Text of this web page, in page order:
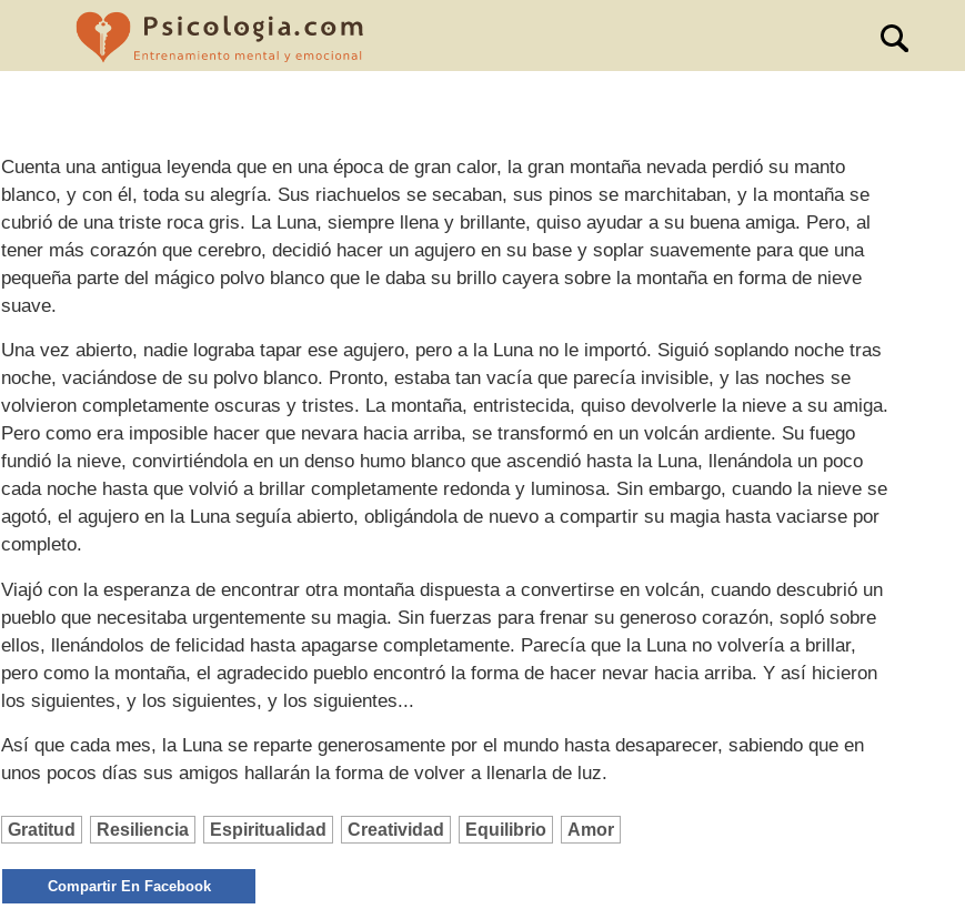
Cuenta una antigua leyenda que en una época de gran calor, la gran montaña nevada perdió su manto
blanco, y con él, toda su alegría. Sus riachuelos se secaban, sus pinos se marchitaban, y la montaña se
cubrió de una triste roca gris. La Luna, siempre llena y brillante, quiso ayudar a su buena amiga. Pero, al
tener más corazón que cerebro, decidió hacer un agujero en su base y soplar suavemente para que una
pequeña parte del mágico polvo blanco que le daba su brillo cayera sobre la montaña en forma de nieve
suave.
Una vez abierto, nadie lograba tapar ese agujero, pero a la Luna no le importó. Siguió soplando noche tras
noche, vaciándose de su polvo blanco. Pronto, estaba tan vacía que parecía invisible, y las noches se
volvieron completamente oscuras y tristes. La montaña, entristecida, quiso devolverle la nieve a su amiga.
Pero como era imposible hacer que nevara hacia arriba, se transformó en un volcán ardiente. Su fuego
fundió la nieve, convirtiéndola en un denso humo blanco que ascendió hasta la Luna, llenándola un poco
cada noche hasta que volvió a brillar completamente redonda y luminosa. Sin embargo, cuando la nieve se
agotó, el agujero en la Luna seguía abierto, obligándola de nuevo a compartir su magia hasta vaciarse por
completo.
Viajó con la esperanza de encontrar otra montaña dispuesta a convertirse en volcán, cuando descubrió un
pueblo que necesitaba urgentemente su magia. Sin fuerzas para frenar su generoso corazón, sopló sobre
ellos, llenándolos de felicidad hasta apagarse completamente. Parecía que la Luna no volvería a brillar,
pero como la montaña, el agradecido pueblo encontró la forma de hacer nevar hacia arriba. Y así hicieron
los siguientes, y los siguientes, y los siguientes...
Así que cada mes, la Luna se reparte generosamente por el mundo hasta desaparecer, sabiendo que en
unos pocos días sus amigos hallarán la forma de volver a llenarla de luz.
Gratitud Resiliencia Espiritualidad Creatividad Equilibrio Amor
Compartir En Facebook